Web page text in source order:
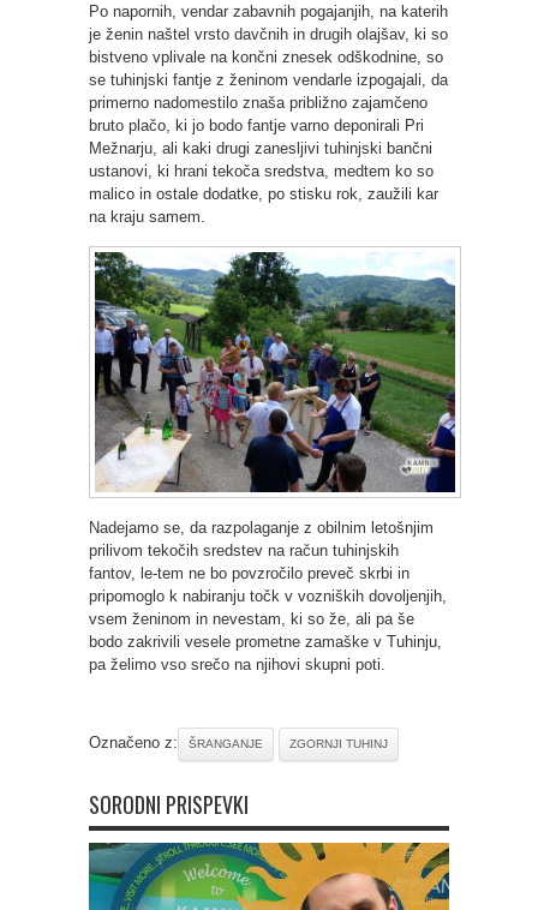
Po napornih, vendar zabavnih pogajanjih, na katerih
je ženin naštel vrsto davčnih in drugih olajšav, ki so
bistveno vplivale na končni znesek odškodnine, so
se tuhinjski fantje z ženinom vendarle izpogajali, da
primerno nadomestilo znaša približno zajamčeno
bruto plačo, ki jo bodo fantje varno deponirali Pri
Mežnarju, ali kaki drugi zanesljivi tuhinjski bančni
ustanovi, ki hrani tekoča sredstva, medtem ko so
malico in ostale dodatke, po stisku rok, zaužili kar
na kraju samem.
Nadejamo se, da razpolaganje z obilnim letošnjim
prilivom tekočih sredstev na račun tuhinjskih
fantov, le-tem ne bo povzročilo preveč skrbi in
pripomoglo k nabiranju točk v vozniških dovoljenjih,
vsem ženinom in nevestam, ki so že, ali pa še
bodo zakrivili vesele prometne zamaške v Tuhinju,
pa želimo vso srečo na njihovi skupni poti.
Označeno z: ŠRANGANJE ZGORNJI TUHINJ
SORODNI PRISPEVKI